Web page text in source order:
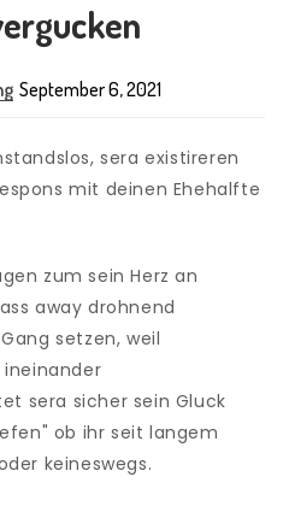
September 6, 2021
sera existireren
mit deinen Ehehalfte
zum sein Herz an
away drohnend
setzen, weil
sera sicher sein Gluck
ob ihr seit langem
keineswegs.